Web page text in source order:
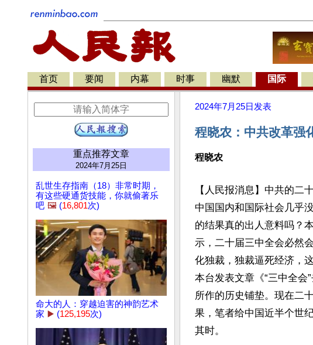
首页 要闻 内幕 时事 幽默 国际
重点推荐文章
2024年7月25日
乱世生存指南（18）非常时期，
有这些硬通货技能，你就偷著乐
吧 🖼️ (16,801次)
命大的人：穿越迫害的神韵艺术
家 ▶️ (125,195次)
2024年7月25日 发表
程晓农：中共改革强
程晓农
【人民报消息】中共的二
中国国内和国际社会几乎
的结果真的出人意料吗？
示，二十届三中全会必然
化独裁，独裁逼死经济，
本台发表文章《“三中全会
所作的历史铺垫。现在二
果，笔者给中国近半个世
其时。